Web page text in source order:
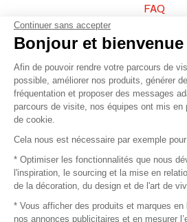
FAQ
Vendez vos
Plan du site
© 2016 –
Recrutement
Continuer sans accepter
Bonjour et bienvenue
Afin de pouvoir rendre votre parcours de
possible, améliorer nos produits, générer
fréquentation et proposer des messages
parcours de visite, nos équipes ont mis
de cookie.
Cela nous est nécessaire par exemple
* Optimiser les fonctionnalités que nous
l'inspiration, le sourcing et la mise en
de la décoration, du design et de l'art de
* Vous afficher des produits et marques
nos annonces publicitaires et en mesurer